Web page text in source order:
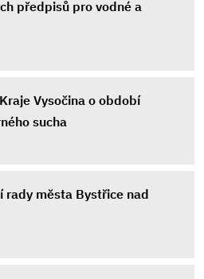
předpisů pro vodné a
Vysočina o období
sucha
rady města Bystřice nad